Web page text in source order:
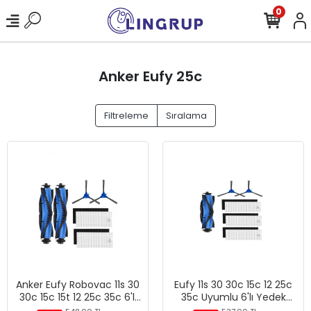
0
Anker Eufy 25c
Filtreleme Sıralama
Anker Eufy Robovac 11s 30
30c 15c 15t 12 25c 35c 6'lı
Eufy 11s 30 30c 15c 12 25c
35c Uyumlu 6'lı Yedek